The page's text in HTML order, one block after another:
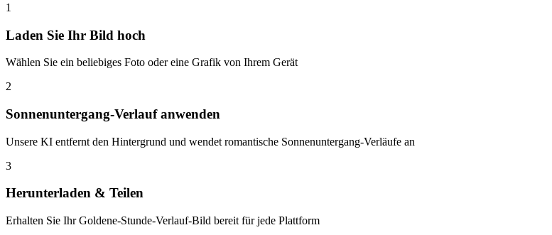
1
Laden Sie Ihr Bild hoch
Wählen Sie ein beliebiges Foto oder eine Grafik von Ihrem Gerät
2
Sonnenuntergang-Verlauf anwenden
Unsere KI entfernt den Hintergrund und wendet romantische Sonnenuntergang-Verläufe an
3
Herunterladen & Teilen
Erhalten Sie Ihr Goldene-Stunde-Verlauf-Bild bereit für jede Plattform